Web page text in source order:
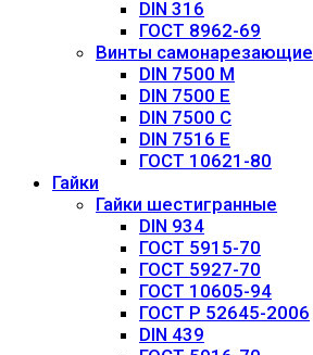
DIN 316
ГОСТ 8962-69
Винты самонарезающие
DIN 7500 М
DIN 7500 Е
DIN 7500 С
DIN 7516 E
ГОСТ 10621-80
Гайки
Гайки шестигранные
DIN 934
ГОСТ 5915-70
ГОСТ 5927-70
ГОСТ 10605-94
ГОСТ Р 52645-2006
DIN 439